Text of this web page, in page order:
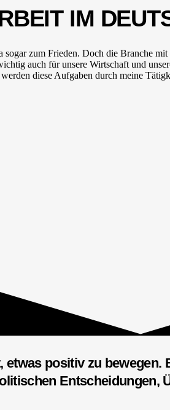
IM
zum Frieden. Doch die Branche
auch für unsere Wirtschaft und
diese Aufgaben durch meine
positiv zu
Entscheidungen,